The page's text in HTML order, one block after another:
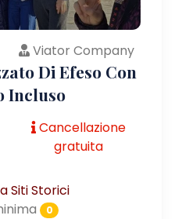
Viator Company
Di Efeso Con
Incluso
Cancellazione
gratuita
Siti Storici
0